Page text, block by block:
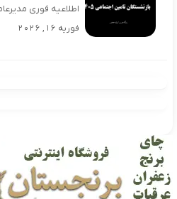
اطلاعیه فوری
فوریه 16, 2026